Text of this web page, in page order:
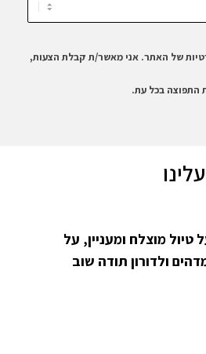
של האתר. אני מאשר/ת קבלת הצעות,
התפוצה בכל עת.
טיול מוצלח ומעניין, על
ולדורון תודה שוב